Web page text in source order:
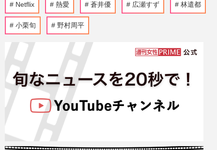
Netflix 熱愛 蒼井優 広瀬すず 林遣都
小栗旬 野村周平